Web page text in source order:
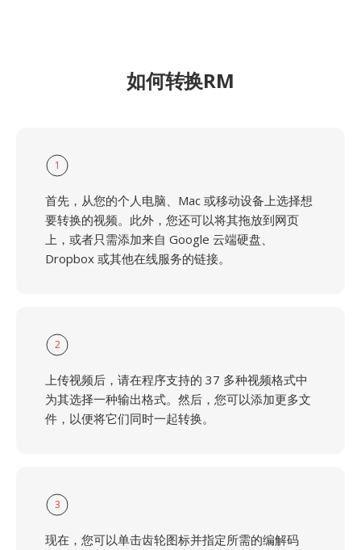
如何转换RM
1
首先，从您的个人电脑、Mac 或移动设备上选择想
要转换的视频。此外，您还可以将其拖放到网页
上，或者只需添加来自 Google 云端硬盘、
Dropbox 或其他在线服务的链接。
2
上传视频后，请在程序支持的 37 多种视频格式中
为其选择一种输出格式。然后，您可以添加更多文
件，以便将它们同时一起转换。
3
现在，您可以单击齿轮图标并指定所需的编解码